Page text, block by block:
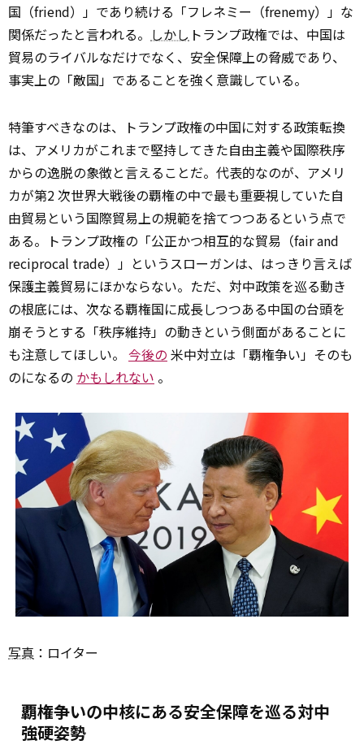
国（friend）」であり続ける「フレネミー（frenemy）」な
関係だったと言われる。 しかし トランプ政権では、中国は
貿易のライバルなだけでなく、安全保障上の脅威であり、
事実上の「敵国」であることを強く意識している。
特筆すべきなのは、トランプ政権の中国に対する政策転換
は、アメリカがこれまで堅持してきた自由主義や国際秩序
からの逸脱の象徴と言えることだ。代表的なのが、アメリ
カが第2 次世界大戦後の覇権の中で最も重要視していた自
由貿易という国際貿易上の規範を捨てつつあるという点で
ある。トランプ政権の「公正かつ相互的な貿易（fair and
reciprocal trade）」というスローガンは、はっきり言えば
保護主義貿易にほかならない。ただ、対中政策を巡る動き
の根底には、次なる覇権国に成長しつつある中国の台頭を
崩そうとする「秩序維持」の動きという側面があることに
も注意してほしい。 今後の 米中対立は「覇権争い」そのも
のになるの かもしれない 。
写真 ：ロイター
覇権争いの中核にある安全保障を巡る対中
強硬姿勢